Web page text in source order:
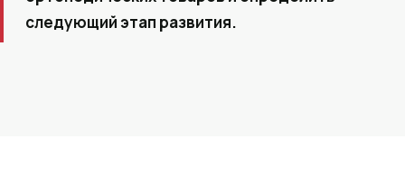
следующий этап развития.